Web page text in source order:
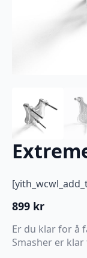
899 kr
Er du klar for å
Smasher er